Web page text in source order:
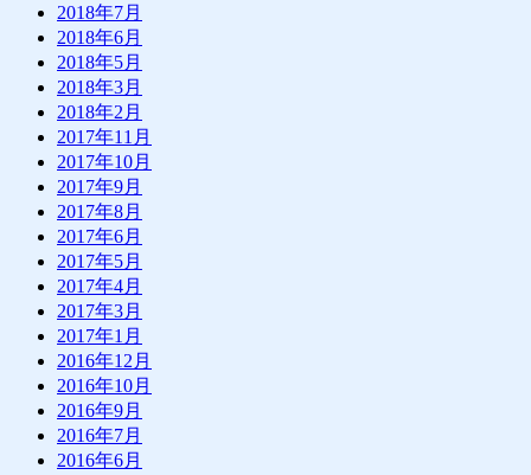
2018年7月
2018年6月
2018年5月
2018年3月
2018年2月
2017年11月
2017年10月
2017年9月
2017年8月
2017年6月
2017年5月
2017年4月
2017年3月
2017年1月
2016年12月
2016年10月
2016年9月
2016年7月
2016年6月